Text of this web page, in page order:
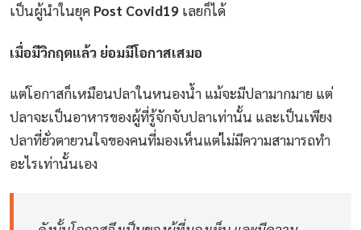
เป็นผู้นำในยุค Post Covid19 เลยก็ได้
เมื่อมีวิกฤตแล้ว ย่อมมีโอกาสเสมอ
แต่โอกาสก็เหมือนปลาในหนองน้ำ แม้จะมีปลามากมาย แต่
ปลาจะเป็นอาหารของผู้ที่รู้จักจับปลาเท่านั้น และเป็นเพียง
ปลาที่ยั่วตายวนใจของคนที่มองเห็นแต่ไม่มีความสามารถทำ
อะไรเท่านั้นเอง